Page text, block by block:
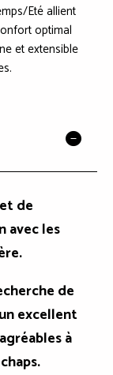
Eté allient
optimal
et extensible
de
avec les
de
excellent
à